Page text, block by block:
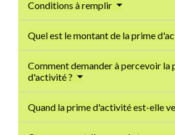
Conditions à remplir
Quel est le montant de la prime
Comment demander à percevoir la
d'activité ?
Quand la prime d'activité est-elle